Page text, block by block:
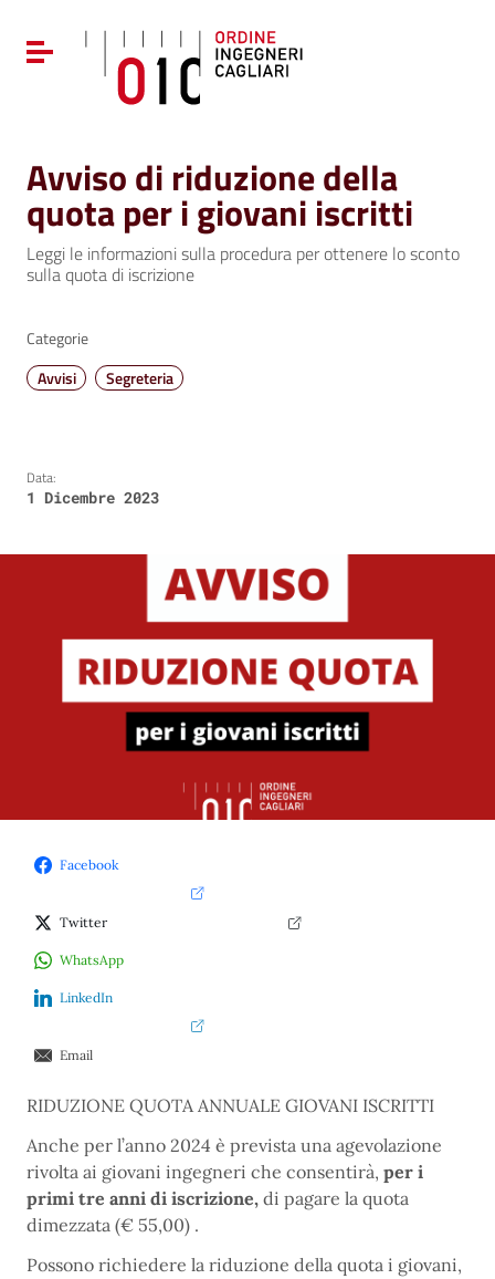
Vai al menu di navigazione
Vai al footer
Attiva / disattiva la navigazione
Avviso di riduzione della
quota per i giovani iscritti
Leggi le informazioni sulla procedura per ottenere lo sconto
sulla quota di iscrizione
Categorie
Avvisi
Segreteria
Data:
1 Dicembre 2023
Facebook
Twitter
WhatsApp
LinkedIn
Email
RIDUZIONE QUOTA ANNUALE GIOVANI ISCRITTI
Anche per l’anno 2024 è prevista una agevolazione
rivolta ai giovani ingegneri che consentirà, per i
primi tre anni di iscrizione, di pagare la quota
dimezzata (€ 55,00) .
Possono richiedere la riduzione della quota i giovani,